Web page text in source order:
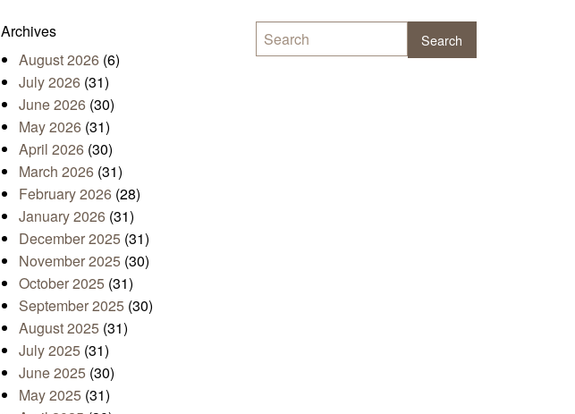
Archives
August 2026 (6)
July 2026 (31)
June 2026 (30)
May 2026 (31)
April 2026 (30)
March 2026 (31)
February 2026 (28)
January 2026 (31)
December 2025 (31)
November 2025 (30)
October 2025 (31)
September 2025 (30)
August 2025 (31)
July 2025 (31)
June 2025 (30)
May 2025 (31)